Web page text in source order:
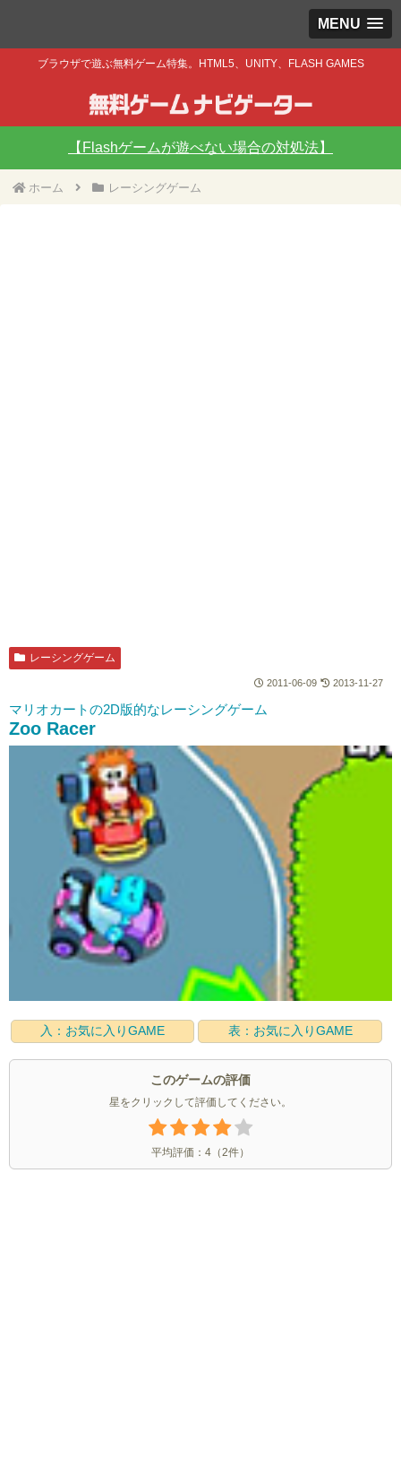
MENU
ブラウザで遊ぶ無料ゲーム特集。HTML5、UNITY、FLASH GAMES
【Flashゲームが遊べない場合の対処法】
ホーム レーシングゲーム
レーシングゲーム
2011-06-09 2013-11-27
マリオカートの2D版的なレーシングゲーム
Zoo Racer
入：お気に入りGAME 表：お気に入りGAME
このゲームの評価
星をクリックして評価してください。
平均評価： 4 （2件）